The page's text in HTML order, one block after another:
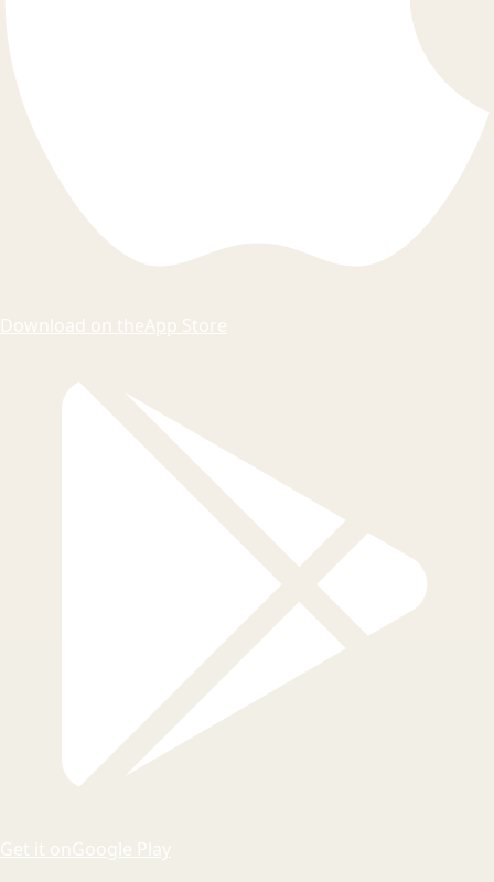
Download on theApp Store
Get it onGoogle Play